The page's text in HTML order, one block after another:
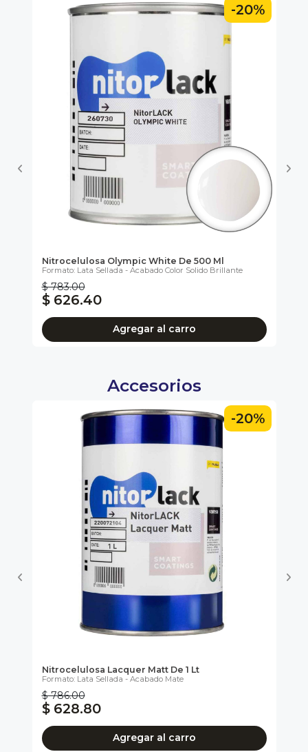
-20%
Nitrocelulosa Olympic White De 500 Ml
Formato: Lata Sellada - Acabado Color Solido Brillante
$ 783.00
$ 626.40
Agregar al carro
Accesorios
-20%
Nitrocelulosa Lacquer Matt De 1 Lt
Formato: Lata Sellada - Acabado Mate
$ 786.00
$ 628.80
Agregar al carro